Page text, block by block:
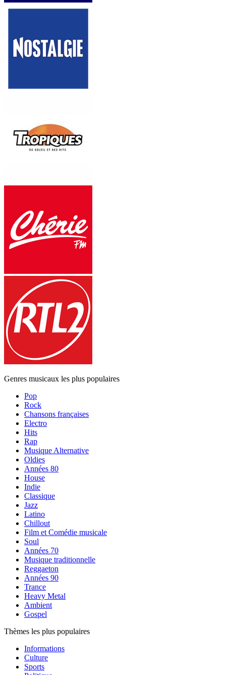
Genres musicaux les plus populaires
Pop
Rock
Chansons françaises
Electro
Hits
Rap
Musique Alternative
Oldies
Années 80
House
Indie
Classique
Jazz
Latino
Chillout
Film et Comédie musicale
Soul
Années 70
Musique traditionnelle
Reggaeton
Années 90
Trance
Heavy Metal
Ambient
Gospel
Thèmes les plus populaires
Informations
Culture
Sports